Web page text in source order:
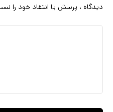
دیدگاه ، پرسش یا انتقاد خود را